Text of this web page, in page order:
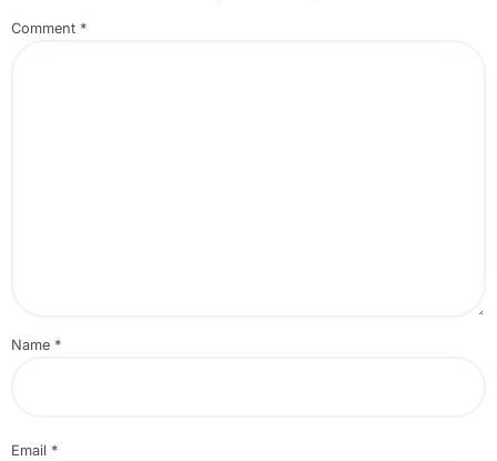
Comment *
Name *
Email *